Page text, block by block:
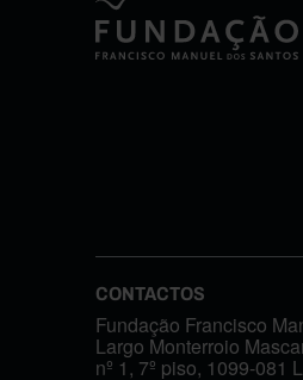
CONTACTOS
Fundação Francisco
Largo Monterroio
nº 1, 7º piso, 1099-081